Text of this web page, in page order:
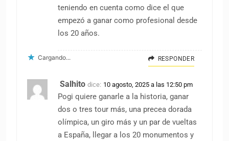
teniendo en cuenta como dice el que
empezó a ganar como profesional desde
los 20 años.
Cargando... RESPONDER
Salhito dice: 10 agosto, 2025 a las 12:50 pm
Pogi quiere ganarle a la historia, ganar
dos o tres tour más, una precea dorada
olímpica, un giro más y un par de vueltas
a España, llegar a los 20 monumentos y